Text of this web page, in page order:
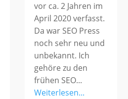
vor ca. 2 Jahren im
April 2020 verfasst.
Da war SEO Press
noch sehr neu und
unbekannt. Ich
gehöre zu den
frühen SEO...
Weiterlesen...